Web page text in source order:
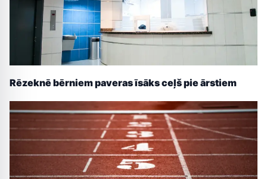
Rēzeknē bērniem paveras īsāks ceļš pie ārstiem